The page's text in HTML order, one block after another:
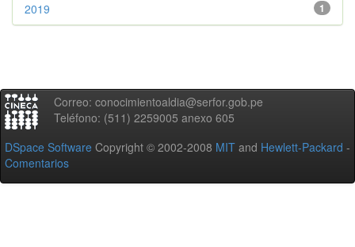
1
2019
Correo: conocimientoaldia@serfor.gob.pe
Teléfono: (511) 2259005 anexo 605
DSpace Software Copyright © 2002-2008 MIT and Hewlett-Packard -
Comentarios